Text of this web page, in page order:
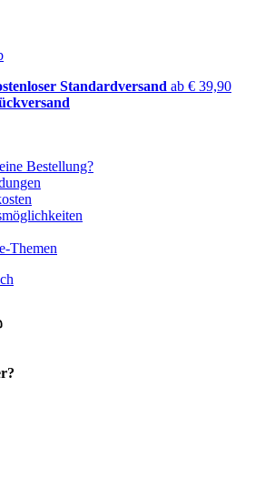
Standardversand ab € 39,90
Bestellung?
Themen